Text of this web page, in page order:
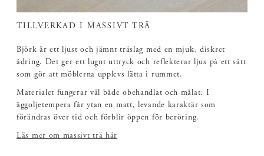
TILLVERKAD I MASSIVT TRÄ
Björk är ett ljust och jämnt träslag med en mjuk, diskret
ådring. Det ger ett lugnt uttryck och reflekterar ljus på ett sätt
som gör att möblerna upplevs lätta i rummet.
Materialet fungerar väl både obehandlat och målat. I
äggoljetempera får ytan en matt, levande karaktär som
förändras över tid och förblir öppen för beröring.
Läs mer om massivt trä här